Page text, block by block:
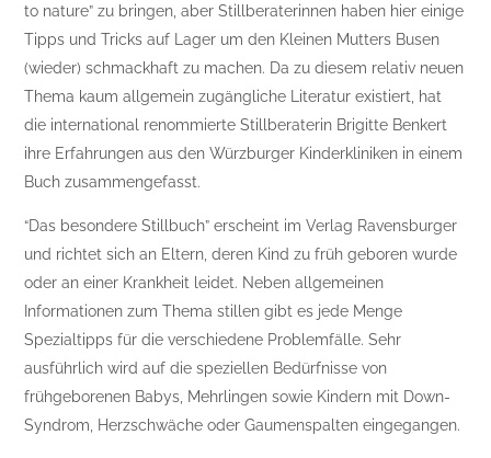
to nature” zu bringen, aber Stillberaterinnen haben hier einige
Tipps und Tricks auf Lager um den Kleinen Mutters Busen
(wieder) schmackhaft zu machen. Da zu diesem relativ neuen
Thema kaum allgemein zugängliche Literatur existiert, hat
die international renommierte Stillberaterin Brigitte Benkert
ihre Erfahrungen aus den Würzburger Kinderkliniken in einem
Buch zusammengefasst.
“Das besondere Stillbuch” erscheint im Verlag Ravensburger
und richtet sich an Eltern, deren Kind zu früh geboren wurde
oder an einer Krankheit leidet. Neben allgemeinen
Informationen zum Thema stillen gibt es jede Menge
Spezialtipps für die verschiedene Problemfälle. Sehr
ausführlich wird auf die speziellen Bedürfnisse von
frühgeborenen Babys, Mehrlingen sowie Kindern mit Down-
Syndrom, Herzschwäche oder Gaumenspalten eingegangen.